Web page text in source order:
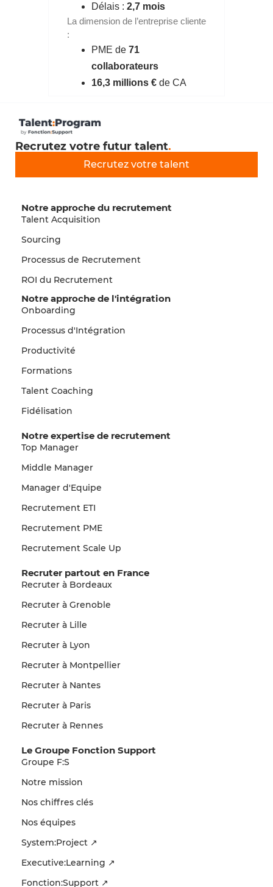
Délais : 2,7 mois
La dimension de l’entreprise cliente
:
PME de 71
collaborateurs
16,3 millions € de CA
Recrutez votre futur talent.
Recrutez votre talent
Notre approche du recrutement
Talent Acquisition
Sourcing
Processus de Recrutement
ROI du Recrutement
Notre approche de l'intégration
Onboarding
Processus d'Intégration
Productivité
Formations
Talent Coaching
Fidélisation
Notre expertise de recrutement
Top Manager
Middle Manager
Manager d'Equipe
Recrutement ETI
Recrutement PME
Recrutement Scale Up
Recruter partout en France
Recruter à Bordeaux
Recruter à Grenoble
Recruter à Lille
Recruter à Lyon
Recruter à Montpellier
Recruter à Nantes
Recruter à Paris
Recruter à Rennes
Le Groupe Fonction Support
Groupe F:S
Notre mission
Nos chiffres clés
Nos équipes
System:Project ↗
Executive:Learning ↗
Fonction:Support ↗